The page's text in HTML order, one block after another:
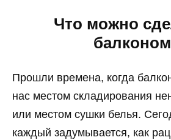
Что можно
Прошли времена, когда
нас местом складирования
или местом сушки белья.
каждый задумывается, как